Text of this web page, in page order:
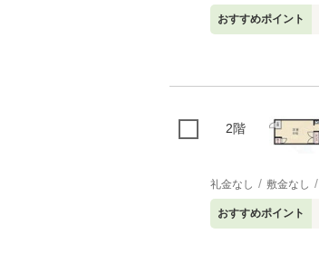
おすすめポイント
2階
礼金なし 敷金なし
おすすめポイント